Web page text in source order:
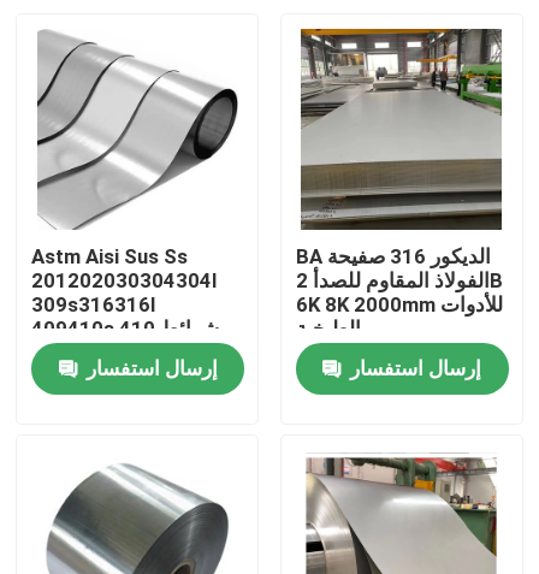
منزل
حول بنا
Astm Aisi Sus Ss
201202030304304l
309s316316l
409410s 410 شرائط
من الفولاذ المقاوم للصدأ
/ حزام / فرقة / ملف /
رقائق
إرسال استفسار
BA الديكور 316 صفيحة
الفولاذ المقاوم للصدأ 2B
6K 8K 2000mm للأدوات
الطبخية
إرسال استفسار